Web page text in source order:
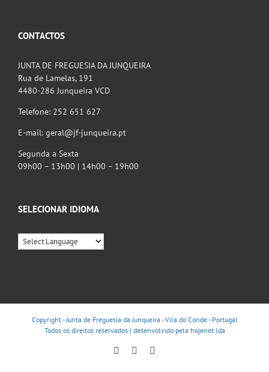
CONTACTOS
JUNTA DE FREGUESIA DA JUNQUEIRA
Rua de Lamelas, 191
4480-286 Junqueira VCD
Telefone: 252 651 627
E-mail: geral@jf-junqueira.pt
Segunda a Sexta
09h00 – 13h00 | 14h00 – 19h00
SELECIONAR IDIOMA
Copyright - Junta de Freguesia da Junqueira - Vila do Conde - Portugal
Todos os direitos reservados | desenvolvido pela hojenet.lda
FacebookInstagram